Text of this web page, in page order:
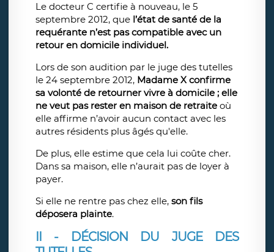
Le docteur C certifie à nouveau, le 5
septembre 2012, que l’état de santé de la
requérante n’est pas compatible avec un
retour en domicile individuel.
Lors de son audition par le juge des tutelles
le 24 septembre 2012, Madame X confirme
sa volonté de retourner vivre à domicile ; elle
ne veut pas rester en maison de retraite où
elle affirme n’avoir aucun contact avec les
autres résidents plus âgés qu'elle.
De plus, elle estime que cela lui coûte cher.
Dans sa maison, elle n’aurait pas de loyer à
payer.
Si elle ne rentre pas chez elle, son fils
déposera plainte.
II - DÉCISION DU JUGE DES